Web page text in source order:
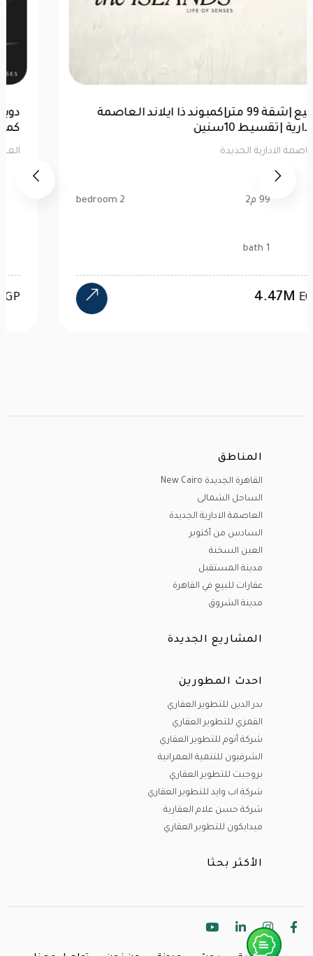
للبيع |شقة 99 متر|كمبوند ذا ايلاند العاصمة
الإدارية |تقسيط 10سنين
العاصمة الادارية الجديدة
2 bedroom
4.47MEGP
المناطق
القاهرة الجديدة New Cairo
الساحل الشمالى
العاصمة الادارية الجديدة
السادس من أكتوبر
العين السخنة
مدينة المستقبل
عقارات للبيع في القاهرة
مدينة الشروق
المشاريع الجديدة
احدث المطورين
بدر الدين للتطوير العقاري
القمزي للتطوير العقاري
شركة أتوم للتطوير العقاري
الشرقيون للتنمية العمرانية
بروجيت للتطوير العقاري
شركة اب وايد للتطوير العقاري
شركة حسن علام العقارية
ميدايكون للتطوير العقاري
الأكثر بحثا